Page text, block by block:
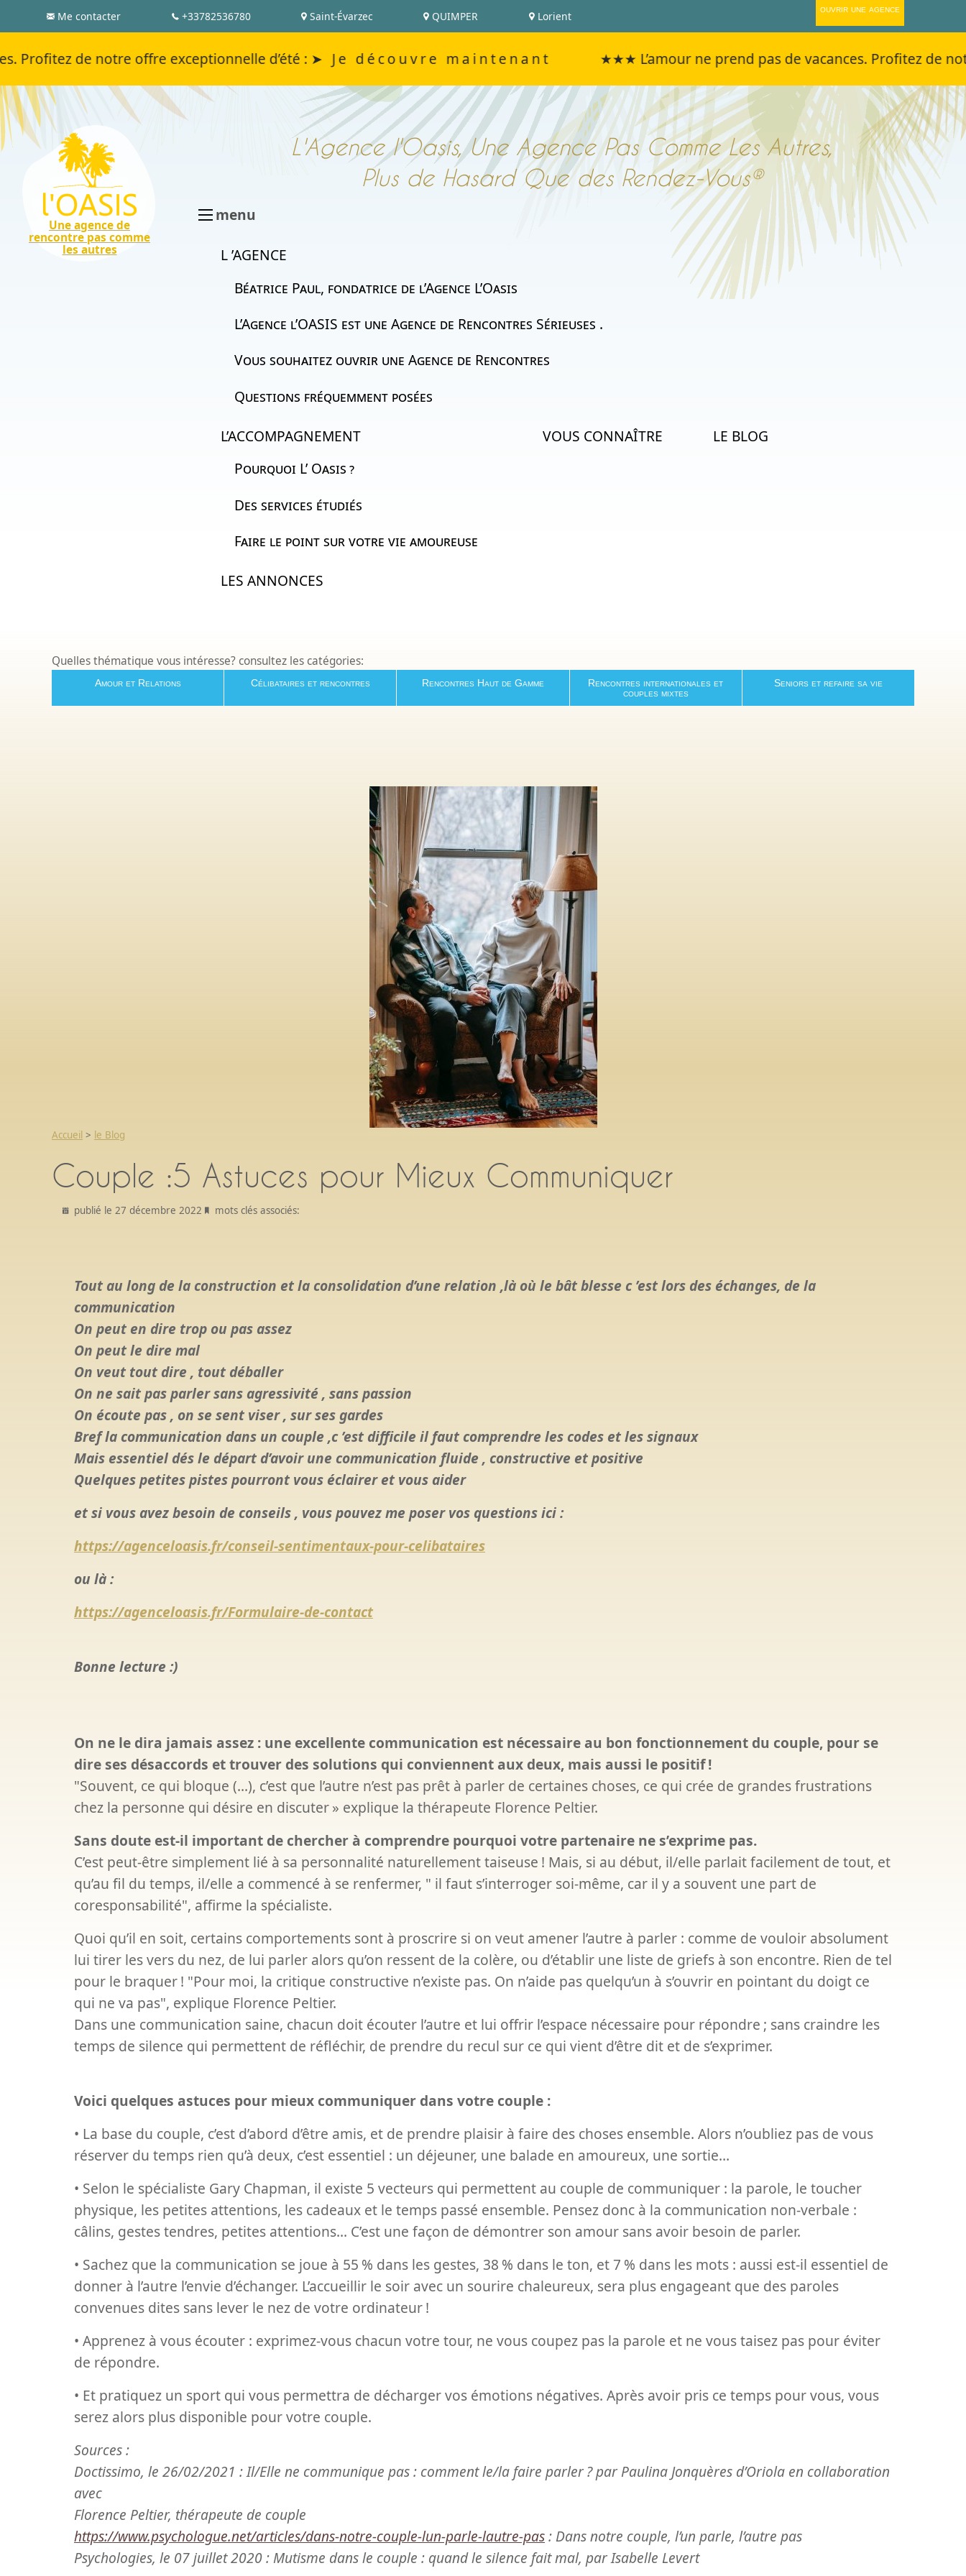
Me contacter +33782536780 Saint-Évarzec QUIMPER Lorient
ouvrir une agence
de notre offre exceptionnelle d’été : ➤ Je découvre maintenant ★★★ L’amour ne prend pas de vacances. Profitez de notre
Une agence de
rencontre pas comme
les autres
L'Agence l'Oasis, Une Agence Pas Comme Les Autres,
Plus de Hasard Que des Rendez-Vous®
menu
L ’AGENCE
Béatrice Paul, fondatrice de l’Agence L’Oasis
L’Agence l’OASIS est une Agence de Rencontres Sérieuses .
Vous souhaitez ouvrir une Agence de Rencontres
Questions fréquemment posées
L’ACCOMPAGNEMENT
Pourquoi L’ Oasis?
Des services étudiés
Faire le point sur votre vie amoureuse
VOUS CONNAÎTRE LE BLOG
LES ANNONCES
Quelles thématique vous intéresse? consultez les catégories:
Amour et Relations Célibataires et rencontres Rencontres Haut de Gamme
Rencontres internationales et
couples mixtes
Seniors et refaire sa vie
Accueil > le Blog
Couple :5 Astuces pour Mieux Communiquer
publié le 27 décembre 2022 mots clés associés:
Tout au long de la construction et la consolidation d’une relation ,là où le bât blesse c ’est lors des échanges, de la
communication
On peut en dire trop ou pas assez
On peut le dire mal
On veut tout dire , tout déballer
On ne sait pas parler sans agressivité , sans passion
On écoute pas , on se sent viser , sur ses gardes
Bref la communication dans un couple ,c ’est difficile il faut comprendre les codes et les signaux
Mais essentiel dés le départ d’avoir une communication fluide , constructive et positive
Quelques petites pistes pourront vous éclairer et vous aider
et si vous avez besoin de conseils , vous pouvez me poser vos questions ici :
https://agenceloasis.fr/conseil-sentimentaux-pour-celibataires
ou là :
https://agenceloasis.fr/Formulaire-de-contact
Bonne lecture :)
On ne le dira jamais assez : une excellente communication est nécessaire au bon fonctionnement du couple, pour se
dire ses désaccords et trouver des solutions qui conviennent aux deux, mais aussi le positif!
"Souvent, ce qui bloque (...), c’est que l’autre n’est pas prêt à parler de certaines choses, ce qui crée de grandes frustrations
chez la personne qui désire en discuter» explique la thérapeute Florence Peltier.
Sans doute est-il important de chercher à comprendre pourquoi votre partenaire ne s’exprime pas.
C’est peut-être simplement lié à sa personnalité naturellement taiseuse ! Mais, si au début, il/elle parlait facilement de tout, et
qu’au fil du temps, il/elle a commencé à se renfermer, " il faut s’interroger soi-même, car il y a souvent une part de
coresponsabilité", affirme la spécialiste.
Quoi qu’il en soit, certains comportements sont à proscrire si on veut amener l’autre à parler : comme de vouloir absolument
lui tirer les vers du nez, de lui parler alors qu’on ressent de la colère, ou d’établir une liste de griefs à son encontre. Rien de tel
pour le braquer! "Pour moi, la critique constructive n’existe pas. On n’aide pas quelqu’un à s’ouvrir en pointant du doigt ce
qui ne va pas", explique Florence Peltier.
Dans une communication saine, chacun doit écouter l’autre et lui offrir l’espace nécessaire pour répondre ; sans craindre les
temps de silence qui permettent de réfléchir, de prendre du recul sur ce qui vient d’être dit et de s’exprimer.
Voici quelques astuces pour mieux communiquer dans votre couple :
• La base du couple, c’est d’abord d’être amis, et de prendre plaisir à faire des choses ensemble. Alors n’oubliez pas de vous
réserver du temps rien qu’à deux, c’est essentiel : un déjeuner, une balade en amoureux, une sortie…
• Selon le spécialiste Gary Chapman, il existe 5 vecteurs qui permettent au couple de communiquer : la parole, le toucher
physique, les petites attentions, les cadeaux et le temps passé ensemble. Pensez donc à la communication non-verbale :
câlins, gestes tendres, petites attentions... C’est une façon de démontrer son amour sans avoir besoin de parler.
• Sachez que la communication se joue à 55 % dans les gestes, 38 % dans le ton, et 7 % dans les mots : aussi est-il essentiel de
donner à l’autre l’envie d’échanger. L’accueillir le soir avec un sourire chaleureux, sera plus engageant que des paroles
convenues dites sans lever le nez de votre ordinateur!
• Apprenez à vous écouter : exprimez-vous chacun votre tour, ne vous coupez pas la parole et ne vous taisez pas pour éviter
de répondre.
• Et pratiquez un sport qui vous permettra de décharger vos émotions négatives. Après avoir pris ce temps pour vous, vous
serez alors plus disponible pour votre couple.
Sources :
Doctissimo, le 26/02/2021 : Il/Elle ne communique pas : comment le/la faire parler? par Paulina Jonquères d’Oriola en collaboration
avec
Florence Peltier, thérapeute de couple
https://www.psychologue.net/articles/dans-notre-couple-lun-parle-lautre-pas: Dans notre couple, l’un parle, l’autre pas
Psychologies, le 07 juillet 2020 : Mutisme dans le couple : quand le silence fait mal, par Isabelle Levert